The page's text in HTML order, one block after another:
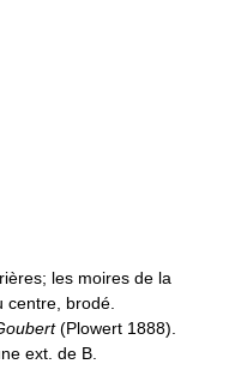
les moires de la
centre, brodé.
(Plowert 1888).
ext. de B.